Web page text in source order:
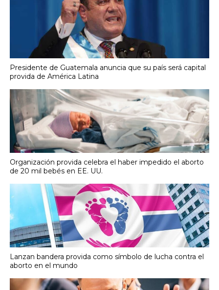
Presidente de Guatemala anuncia que su país será capital
provida de América Latina
Organización provida celebra el haber impedido el aborto
de 20 mil bebés en EE. UU.
Lanzan bandera provida como símbolo de lucha contra el
aborto en el mundo